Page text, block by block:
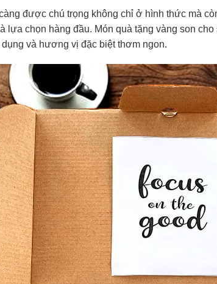
được chú trọng không chỉ ở hình thức mà
là lựa chọn hàng đầu. Món quà tặng vàng son
và hương vị đặc biệt thơm ngon.